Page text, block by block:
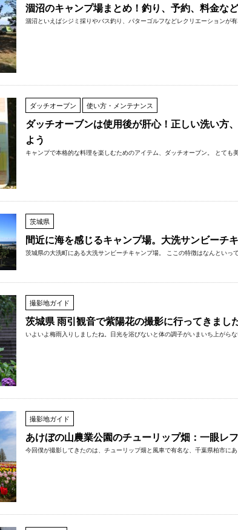
涸沼のキャンプ場まとめ！釣り、予約、料金な
涸沼といえばシジミ採りやバス釣り、パターゴルフなどレクリエーションが
ダッチオーブン 使い方・メンテナンス
ダッチオーブンは使用後が肝心！正しい洗い方
よう
キャンプで本格的な料理を楽しむためのアイテム、ダッチオーブン。 とても
茨城県
間近に海を感じるキャンプ場。大洗サンビーチ
茨城県の大洗町にある大洗サンビーチキャンプ場。 ここの特徴はなんといっ
撮影地ガイド
茨城県 雨引観音で紫陽花の撮影に行ってきまし
いよいよ梅雨入りしましたね。日光を浴びないと体の調子がいまいち上がら
撮影地ガイド
あけぼの山農業公園のチューリップ畑：一眼レ
今回僕が撮影してきたのは、チューリップ畑と風車で有名な、千葉県柏市に